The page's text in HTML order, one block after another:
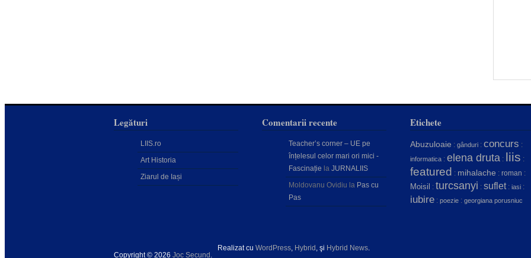
Legături
LIIS.ro
Art Historia
Ziarul de Iași
Comentarii recente
Teacher’s corner – UE pe
înțelesul celor mari ori mici -
Fascinație la JURNALIIS
Moldovanu Ovidiu la Pas cu
Pas
Etichete
Abuzuloaie : gânduri : concurs :
informatica : elena druta : liis :
featured : mihalache : roman :
Moisil : turcsanyi : suflet: iasi :
iubire : poezie : georgiana porusniuc
Copyright © 2026 Joc Secund .
Realizat cu WordPress, Hybrid , şi Hybrid News.